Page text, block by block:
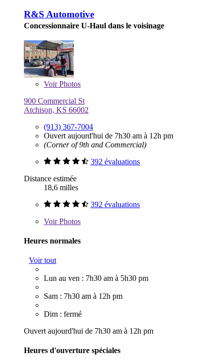
R&S Automotive
Concessionnaire U-Haul dans le voisinage
VoirPhotos
900 Commercial St
Atchison, KS 66002
(913) 367-7004
Ouvert aujourd'hui de 7h30 am à 12h pm
(Corner of 9th and Commercial)
392 évaluations
Distance estimée
18,6 milles
392 évaluations
VoirPhotos
Heures normales
Voir tout
Lun au ven : 7h30 am à 5h30 pm
Sam : 7h30 am à 12h pm
Dim : fermé
Ouvert aujourd'hui de 7h30 am à 12h pm
Heures d'ouverture spéciales